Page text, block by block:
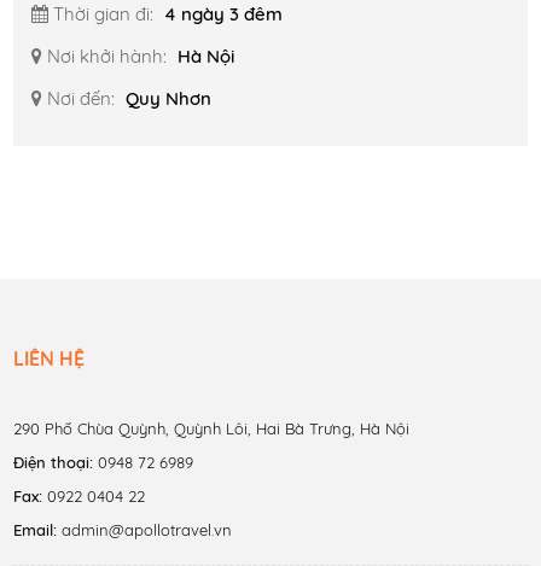
Thời gian đi: 4 ngày 3 đêm
Nơi khởi hành: Hà Nội
Nơi đến: Quy Nhơn
LIÊN HỆ
290 Phố Chùa Quỳnh, Quỳnh Lôi, Hai Bà Trưng, Hà Nội
Điện thoại:0948 72 6989
Fax:0922 0404 22
Email:admin@apollotravel.vn